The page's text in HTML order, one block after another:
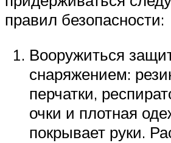
правил безопасности:
Вооружиться
снаряжением:
перчатки,
очки и плотная
покрывает руки.